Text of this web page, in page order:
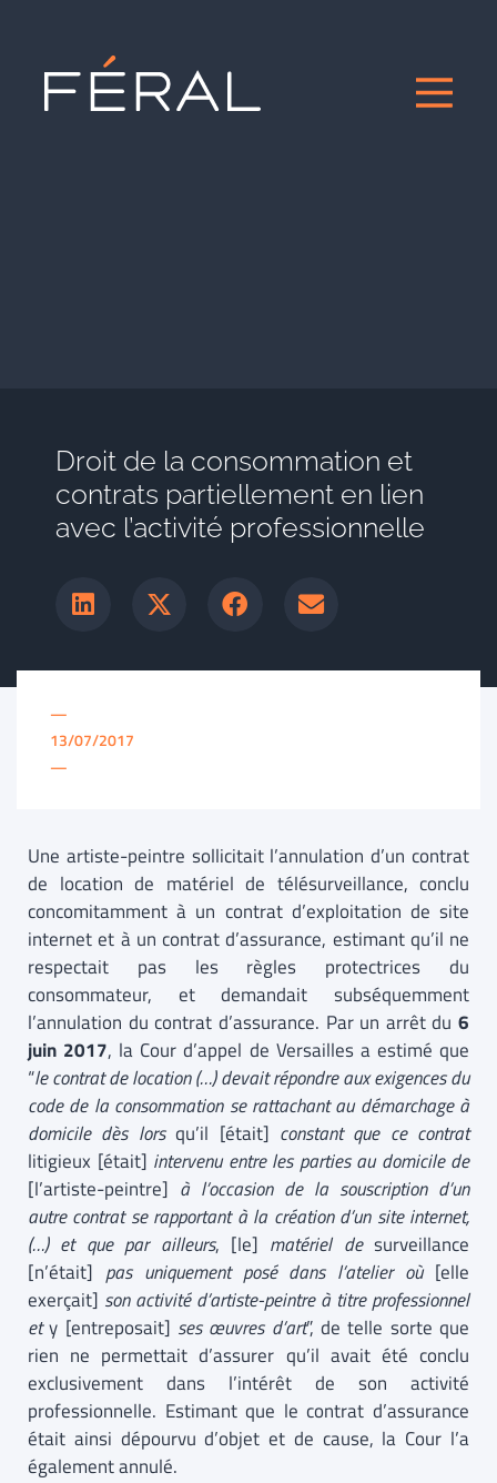
Droit de la consommation et
contrats partiellement en lien
avec l’activité professionnelle
—
13/07/2017
—
Une artiste-peintre sollicitait l’annulation d’un contrat
de location de matériel de télésurveillance, conclu
concomitamment à un contrat d’exploitation de site
internet et à un contrat d’assurance, estimant qu’il ne
respectait pas les règles protectrices du
consommateur, et demandait subséquemment
l’annulation du contrat d’assurance. Par un arrêt du 6
juin 2017, la Cour d’appel de Versailles a estimé que
“le contrat de location (…) devait répondre aux exigences du
code de la consommation se rattachant au démarchage à
domicile dès lorsqu’il [était] constant que ce contrat
litigieux [était] intervenu entre les parties au domicile de
[l’artiste-peintre] à l’occasion de la souscription d’un
autre contrat se rapportant à la création d’un site internet,
(…) et que par ailleurs, [le] matériel de surveillance
[n’était] pas uniquement posé dans l’atelier où [elle
exerçait] son activité d’artiste-peintre à titre professionnel
ety [entreposait] ses œuvres d’art”, de telle sorte que
rien ne permettait d’assurer qu’il avait été conclu
exclusivement dans l’intérêt de son activité
professionnelle. Estimant que le contrat d’assurance
était ainsi dépourvu d’objet et de cause, la Cour l’a
également annulé.